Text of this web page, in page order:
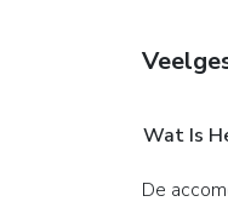
Wat Is
De